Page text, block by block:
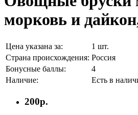
морковь и
Цена указана за:
1 шт.
Страна происхождения: Россия
Бонусные баллы:
4
Наличие:
Есть в
200р.